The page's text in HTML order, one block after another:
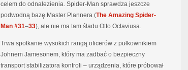
celem do odnalezienia. Spider-Man sprawdza jeszcze
podwodną bazę Master Plannera (The Amazing Spider-
Man #31–33), ale nie ma tam śladu Otto Octaviusa.
Trwa spotkanie wysokich rangą oficerów z pułkownikiem
Johnem Jamesonem, który ma zadbać o bezpieczny
transport stabilizatora kontroli – urządzenia, które próbował